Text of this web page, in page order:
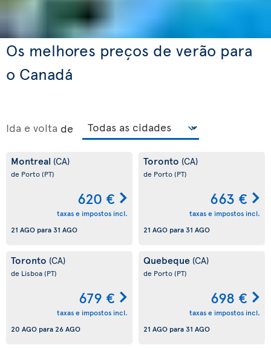
Os melhores preços de verão para
o Canadá
Ida e volta de
Montreal (CA)
de Porto(PT)
620 €
taxas e impostos incl.
21 AGO para 31 AGO
Toronto (CA)
de Porto(PT)
663 €
taxas e impostos incl.
21 AGO para 31 AGO
Toronto (CA)
de Lisboa(PT)
679 €
taxas e impostos incl.
20 AGO para26 AGO
Quebeque (CA)
de Porto(PT)
698 €
taxas e impostos incl.
21 AGO para 31 AGO